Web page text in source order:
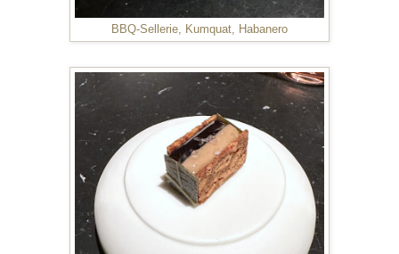
BBQ-Sellerie, Kumquat, Habanero